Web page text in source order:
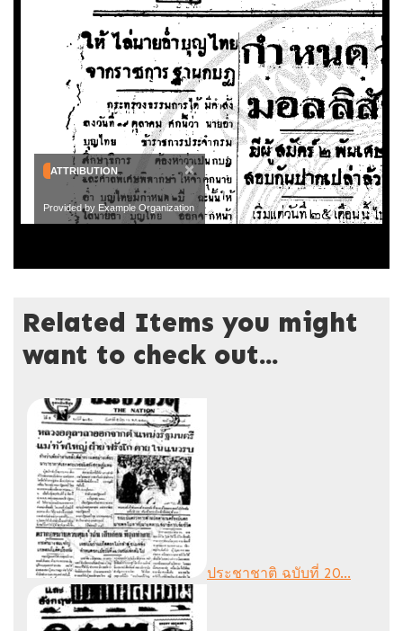
ATTRIBUTION ×
Provided by Example Organization
Related Items you might
want to check out...
ประชาชาติ ฉบับที่ 20...